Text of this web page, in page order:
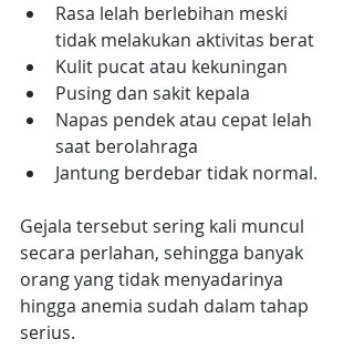
Rasa lelah berlebihan meski
tidak melakukan aktivitas berat
Kulit pucat atau kekuningan
Pusing dan sakit kepala
Napas pendek atau cepat lelah
saat berolahraga
Jantung berdebar tidak normal.
Gejala tersebut sering kali muncul
secara perlahan, sehingga banyak
orang yang tidak menyadarinya
hingga anemia sudah dalam tahap
serius.